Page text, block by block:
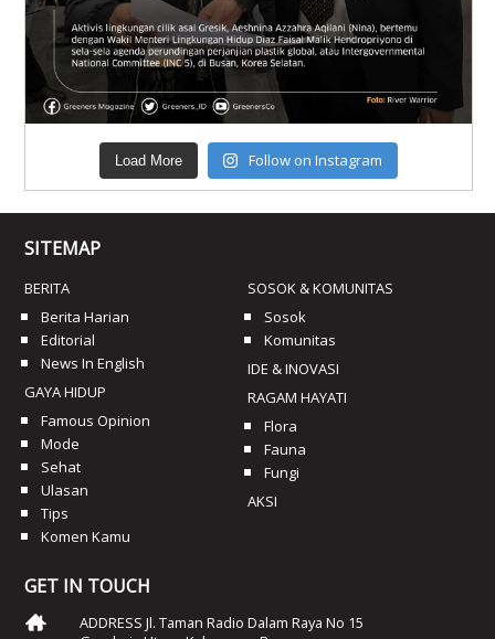
Load More Follow on Instagram
SITEMAP
BERITA
Berita Harian
Editorial
News In English
GAYA HIDUP
Famous Opinion
Mode
Sehat
Ulasan
Tips
Komen Kamu
SOSOK & KOMUNITAS
Sosok
Komunitas
IDE & INOVASI
RAGAM HAYATI
Flora
Fauna
Fungi
AKSI
GET IN TOUCH
ADDRESS Jl. Taman Radio Dalam Raya No 15